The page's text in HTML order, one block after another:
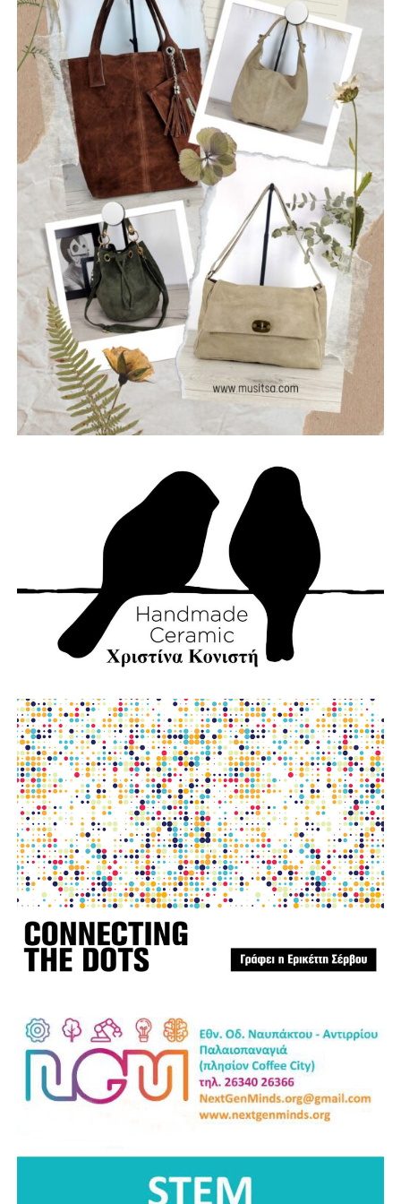
συγκρότημα που ιδρύθηκε τον Ιούλιο του 2025, με έδρα
την Ναύπακτο. Το όνομά τους αντικατοπτρίζει τη
φιλοσοφία τους: να ραγίσουν τις βεβαιότητες, να σπάσουν
τη σιωπή και να αφήσουν το φως να περάσει μέσα από τις
ρωγμές της καθημερινότητας. Με ήχο που ισορροπεί
ανάμεσα στο εναλλακτικό ροκ, τον ελληνικό στίχο και την
ωμή ενέργεια της σκηνής, οι Ρωγμές δημιουργούν
μουσική που μιλά για την κοινωνία, τις εσωτερικές μάχες
και την ανάγκη για αλήθεια.
Μέλη του συγκροτήματος: Ανδρεόπουλος Αντώνης –
Φωνή & Κιθάρα, Σαράντης Δημήτρης – Κιθάρα, Νικολάου
Θωμάς – Μπάσο, Μηλιώνης Γρηγόρης – Τύμπανα.